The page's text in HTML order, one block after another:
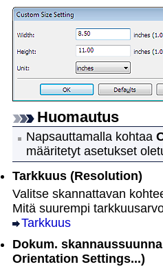
Huomautus
Napsauttamalla kohtaa
määritetyt asetukset
Tarkkuus (Resolution)
Valitse skannattavan
Mitä suurempi
Tarkkuus
Dokum.
Orientation Settings...)